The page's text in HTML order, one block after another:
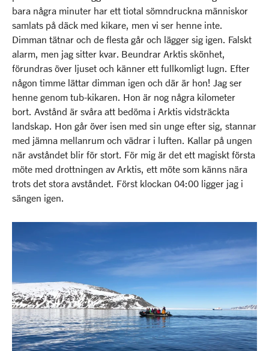
bara några minuter har ett tiotal sömndruckna människor
samlats på däck med kikare, men vi ser henne inte.
Dimman tätnar och de flesta går och lägger sig igen. Falskt
alarm, men jag sitter kvar. Beundrar Arktis skönhet,
förundras över ljuset och känner ett fullkomligt lugn. Efter
någon timme lättar dimman igen och där är hon! Jag ser
henne genom tub-kikaren. Hon är nog några kilometer
bort. Avstånd är svåra att bedöma i Arktis vidsträckta
landskap. Hon går över isen med sin unge efter sig, stannar
med jämna mellanrum och vädrar i luften. Kallar på ungen
när avståndet blir för stort. För mig är det ett magiskt första
möte med drottningen av Arktis, ett möte som känns nära
trots det stora avståndet. Först klockan 04:00 ligger jag i
sängen igen.